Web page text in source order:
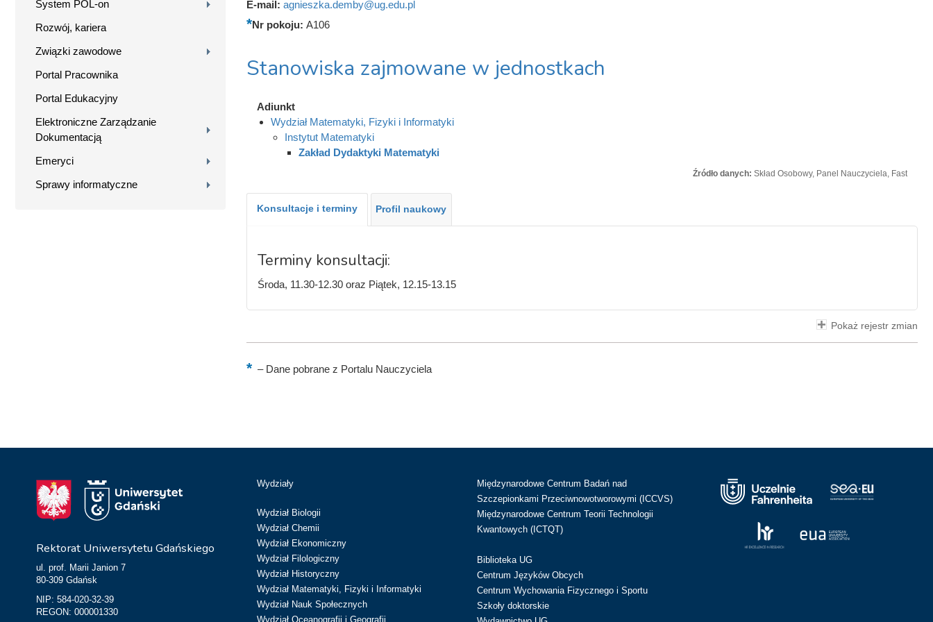
System POL-on
Rozwój, kariera
Związki zawodowe
Portal Pracownika
Portal Edukacyjny
Elektroniczne Zarządzanie
Dokumentacją
Emeryci
Sprawy informatyczne
E-mail: agnieszka.demby@ug.edu.pl
Nr pokoju: A106
Stanowiska zajmowane w jednostkach
Adiunkt
Wydział Matematyki, Fizyki i Informatyki
Instytut Matematyki
Zakład Dydaktyki Matematyki
Źródło danych: Skład Osobowy, Panel Nauczyciela, Fast
Konsultacje i terminy Profil naukowy
Terminy konsultacji:
Środa, 11.30-12.30 oraz Piątek, 12.15-13.15
Pokaż rejestr zmian
–Dane pobrane z Portalu Nauczyciela
Rektorat Uniwersytetu Gdańskiego
ul. prof. Marii Janion 7
80-309 Gdańsk
NIP: 584-020-32-39
REGON: 000001330
Wydziały
Wydział Biologii
Wydział Chemii
Wydział Ekonomiczny
Wydział Filologiczny
Wydział Historyczny
Wydział Matematyki, Fizyki i Informatyki
Wydział Nauk Społecznych
Wydział Oceanografii i Geografii
Międzynarodowe Centrum Badań nad
Szczepionkami Przeciwnowotworowymi (ICCVS)
Międzynarodowe Centrum Teorii Technologii
Kwantowych (ICTQT)
Biblioteka UG
Centrum Języków Obcych
Centrum Wychowania Fizycznego i Sportu
Szkoły doktorskie